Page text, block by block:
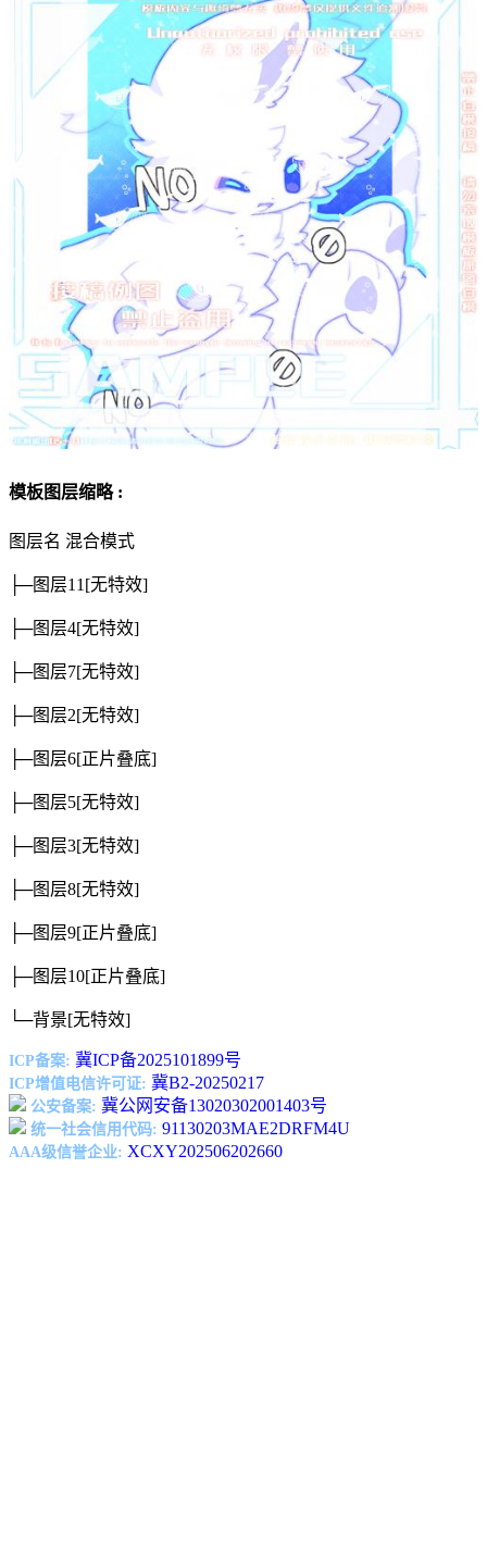
模板图层缩略 :
图层名 混合模式
├─图层11 [无特效]
├─图层4[无特效]
├─图层7[无特效]
├─图层2[无特效]
├─图层6[正片叠底]
├─图层5[无特效]
├─图层3[无特效]
├─图层8[无特效]
├─图层9[正片叠底]
├─图层10[正片叠底]
└─背景[无特效]
ICP备案: 冀ICP备2025101899号
ICP增值电信许可证: 冀B2-20250217
公安备案: 冀公网安备13020302001403号
统一社会信用代码: 91130203MAE2DRFM4U
AAA级信誉企业: XCXY202506202660